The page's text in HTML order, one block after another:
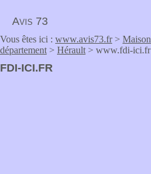
Avis 73
Vous êtes ici : www.avis73.fr> Maison
département > Hérault > www.fdi-ici.fr
FDI-ICI.FR